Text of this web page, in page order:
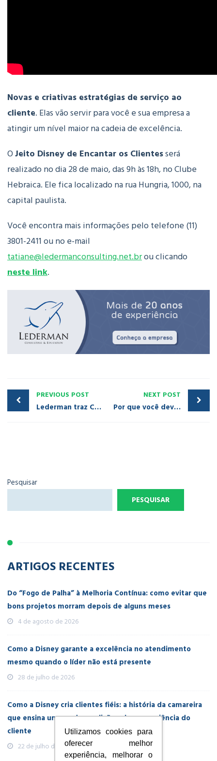
Utilizamos cookies para
oferecer melhor
experiência, melhorar o
Novas e criativas estratégias de serviço ao
cliente. Elas vão servir para você e sua empresa a
atingir um nível maior na cadeia de excelência.
OJeito Disney de Encantar os Clientesserá
realizado no dia 28 de maio, das 9h às 18h, no Clube
Hebraica. Ele fica localizado na rua Hungria, 1000, na
capital paulista.
Você encontra mais informações pelo telefone (11)
3801-2411 ou no e-mail
tatiane@ledermanconsulting.net.brou clicando
neste link.
PREVIOUS POST
Lederman traz CEO de empresa americana para curso em São Paulo
NEXT POST
Por que você deve ir ao evento da Lederman?
Pesquisar
PESQUISAR
ARTIGOS RECENTES
Do “Fogo de Palha” à Melhoria Contínua: como evitar que
bons projetos morram depois de alguns meses
4 de agosto de 2026
Como a Disney garante a excelência no atendimento
mesmo quando o líder não está presente
28 de julho de 2026
Como a Disney cria clientes fiéis: a história da camareira
que ensina uma poderosa lição sobre experiência do
cliente
22 de julho de 2026